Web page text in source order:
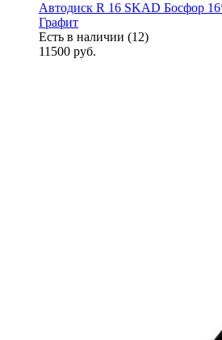
Автодиск R 16 SKAD Босфор
Графит
Есть в наличии (12)
11500 руб.